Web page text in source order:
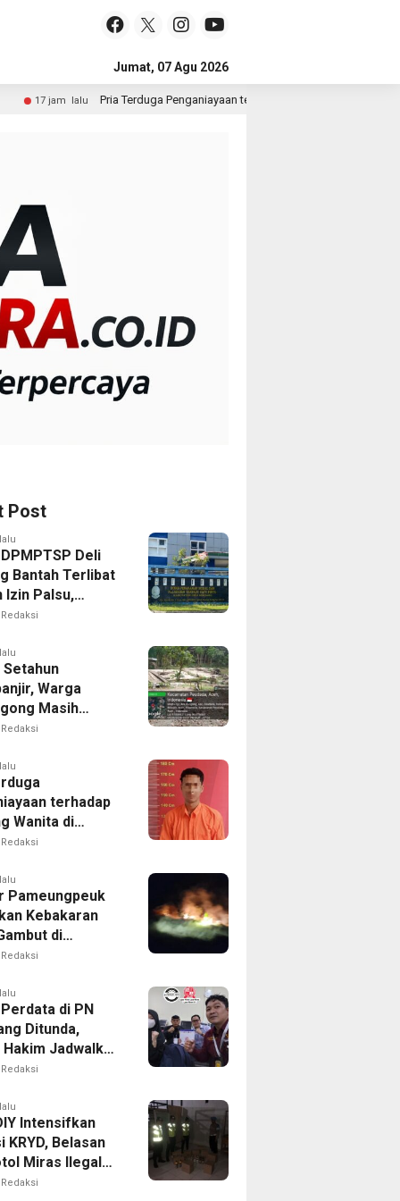
Jumat, 07 Agu 2026
Penganiayaan terhadap Seorang Wanita di Medan Ditangkap Polisi
Post
Deli
Bantah Terlibat
Izin Palsu,
Proses
Redaksi
Setahun
Warga
Masih
Bantuan
Redaksi
terhadap
Wanita di
Polisi
Redaksi
Pameungpeuk
Kebakaran
di
Permukiman
Redaksi
di PN
Ditunda,
Jadwalkan
Ulang BPR
Redaksi
Intensifkan
KRYD, Belasan
Miras Ilegal
Diamankan
Redaksi